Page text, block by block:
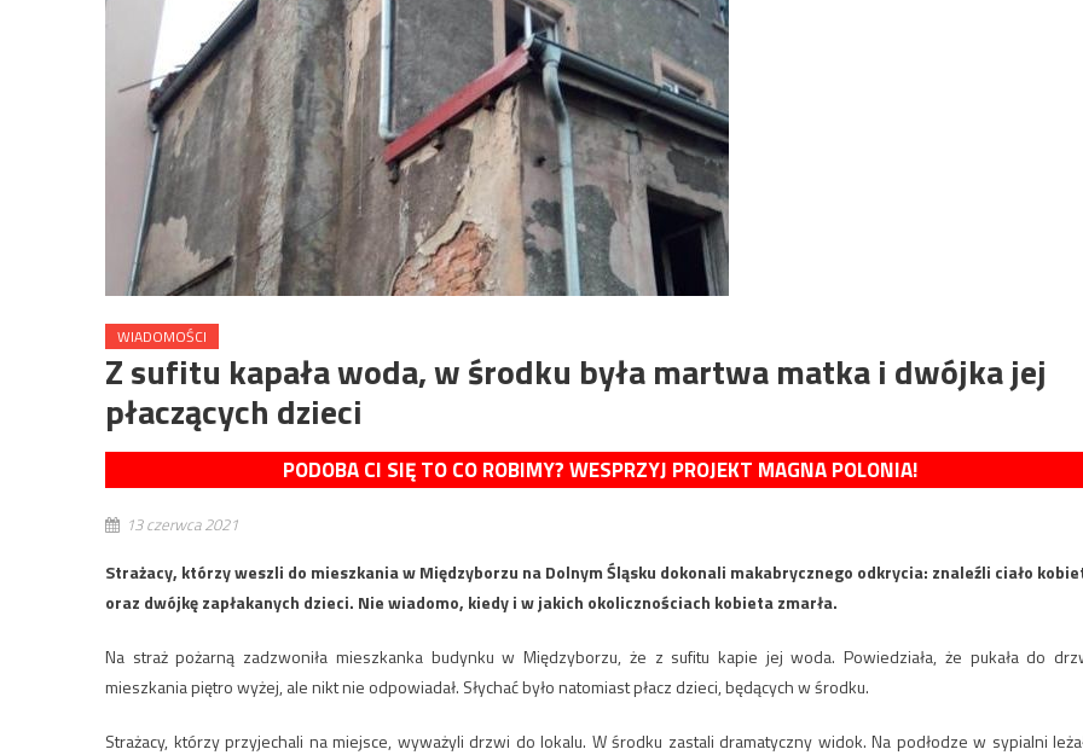
WIADOMOŚCI
Z sufitu kapała woda, w środku była martwa matka i dwójka jej
płaczących dzieci
PODOBA CI SIĘ TO CO ROBIMY? WESPRZYJ PROJEKT MAGNA POLONIA!
13 czerwca 2021
Strażacy, którzy weszli do mieszkania w Międzyborzu na Dolnym Śląsku dokonali makabrycznego odkrycia: znaleźli ciało
oraz dwójkę zapłakanych dzieci. Nie wiadomo, kiedy i w jakich okolicznościach kobieta zmarła.
Na straż pożarną zadzwoniła mieszkanka budynku w Międzyborzu, że z sufitu kapie jej woda. Powiedziała, że pukała do
mieszkania piętro wyżej, ale nikt nie odpowiadał. Słychać było natomiast płacz dzieci, będących w środku.
Strażacy, którzy przyjechali na miejsce, wyważyli drzwi do lokalu. W środku zastali dramatyczny widok. Na podłodze w sypialni